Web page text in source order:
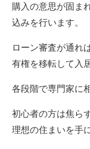
購入の意思が固ま
込みを行います。
ローン審査が通れ
有権を移転して入
各段階で専門家に
初心者の方は焦ら
理想の住まいを手